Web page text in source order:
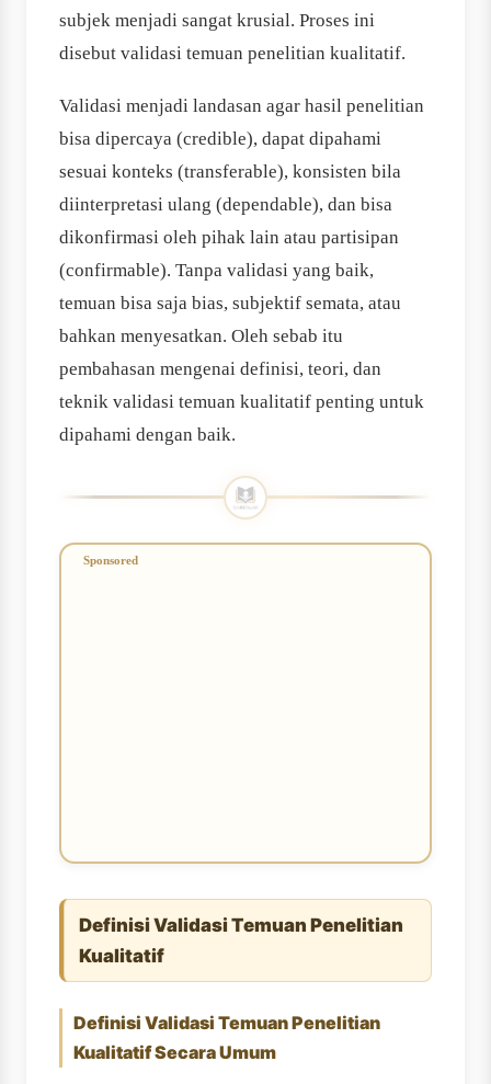
subjek menjadi sangat krusial. Proses ini
disebut validasi temuan penelitian kualitatif.
Validasi menjadi landasan agar hasil penelitian
bisa dipercaya (credible), dapat dipahami
sesuai konteks (transferable), konsisten bila
diinterpretasi ulang (dependable), dan bisa
dikonfirmasi oleh pihak lain atau partisipan
(confirmable). Tanpa validasi yang baik,
temuan bisa saja bias, subjektif semata, atau
bahkan menyesatkan. Oleh sebab itu
pembahasan mengenai definisi, teori, dan
teknik validasi temuan kualitatif penting untuk
dipahami dengan baik.
Definisi Validasi Temuan Penelitian
Kualitatif
Definisi Validasi Temuan Penelitian
Kualitatif Secara Umum